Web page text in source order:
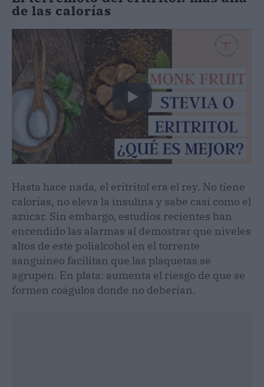
de las calorías
Hasta hace nada, el eritritol era el rey. No tiene
calorías, no eleva la insulina y sabe casi como el
azúcar. Sin embargo, estudios recientes han
encendido las alarmas al demostrar que niveles
altos de este polialcohol en el torrente
sanguíneo facilitan que las plaquetas se
agrupen. En plata: aumenta el riesgo de que se
formen coágulos donde no deberían.